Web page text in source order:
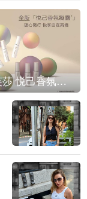
IPSA茵芙莎 悦己香氛凝露上市